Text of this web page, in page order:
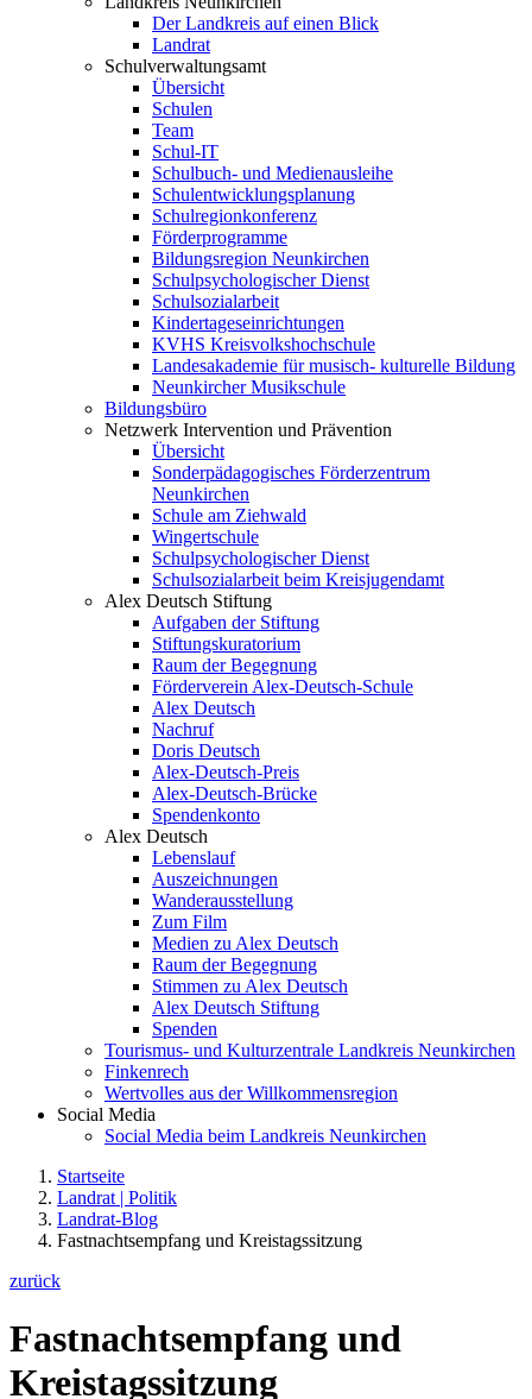
Der Landkreis auf einen Blick
Landrat
Schulverwaltungsamt
Übersicht
Schulen
Team
Schul-IT
Schulbuch- und Medienausleihe
Schulentwicklungsplanung
Schulregionkonferenz
Förderprogramme
Bildungsregion Neunkirchen
Schulpsychologischer Dienst
Schulsozialarbeit
Kindertageseinrichtungen
KVHS Kreisvolkshochschule
Landesakademie für musisch- kulturelle Bildung
Neunkircher Musikschule
Bildungsbüro
Netzwerk Intervention und Prävention
Übersicht
Sonderpädagogisches Förderzentrum
Neunkirchen
Schule am Ziehwald
Wingertschule
Schulpsychologischer Dienst
Schulsozialarbeit beim Kreisjugendamt
Alex Deutsch Stiftung
Aufgaben der Stiftung
Stiftungskuratorium
Raum der Begegnung
Förderverein Alex-Deutsch-Schule
Alex Deutsch
Nachruf
Doris Deutsch
Alex-Deutsch-Preis
Alex-Deutsch-Brücke
Spendenkonto
Alex Deutsch
Lebenslauf
Auszeichnungen
Wanderausstellung
Zum Film
Medien zu Alex Deutsch
Raum der Begegnung
Stimmen zu Alex Deutsch
Alex Deutsch Stiftung
Spenden
Tourismus- und Kulturzentrale Landkreis Neunkirchen
Finkenrech
Wertvolles aus der Willkommensregion
Social Media
Social Media beim Landkreis Neunkirchen
Startseite
Landrat | Politik
Landrat-Blog
Fastnachtsempfang und Kreistagssitzung
zurück
Fastnachtsempfang und
Kreistagssitzung